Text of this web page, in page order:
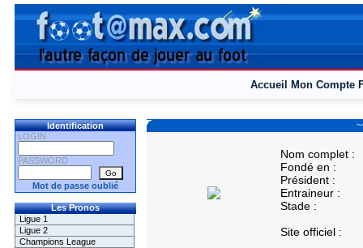
Accueil Mon Compte
Identification
LOGIN
PASSWORD
Mot de passe oublié
Les Pronos
Ligue 1
Ligue 2
Champions League
Nom complet :
Fondé en :
Président :
Entraineur :
Stade :
Site officiel :